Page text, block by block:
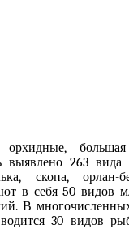
выявлено 263 вида
скопа, орлан-
в себя 50 видов
В
30 видов